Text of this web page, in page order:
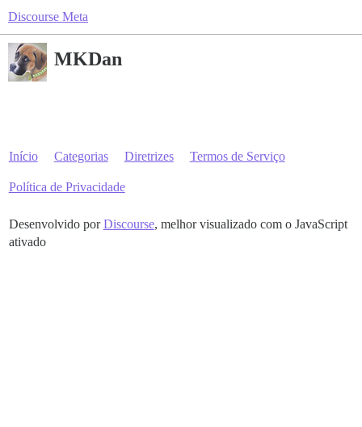
Discourse Meta
MKDan
Início Categorias Diretrizes Termos de Serviço
Política de Privacidade
Desenvolvido porDiscourse, melhor visualizado com o JavaScript
ativado